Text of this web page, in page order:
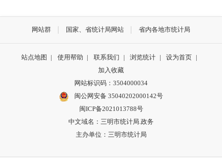
网站群 国家、省统计局网站 省内各地市统计局
站点地图 | 使用帮助 | 联系我们 | 浏览统计 | 设为首页 |
加入收藏
网站标识码：3504000034
闽公网安备 35040202000142号
闽ICP备2021013788号
中文域名：三明市统计局.政务
主办单位：三明市统计局